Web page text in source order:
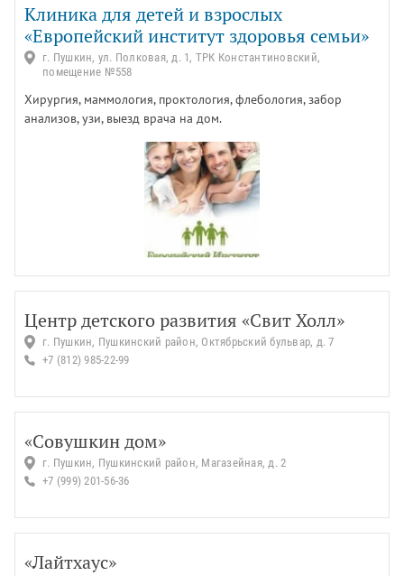
Клиника для детей и взрослых
«Европейский институт здоровья семьи»
г. Пушкин, ул. Полковая, д. 1, ТРК Константиновский,
помещение №558
Хирургия, маммология, проктология, флебология, забор
анализов, узи, выезд врача на дом.
Центр детского развития «Свит Холл»
г. Пушкин, Пушкинский район, Октябрьский бульвар, д. 7
+7 (812) 985-22-99
«Совушкин дом»
г. Пушкин, Пушкинский район, Магазейная, д. 2
+7 (999) 201-56-36
«Лайтхаус»